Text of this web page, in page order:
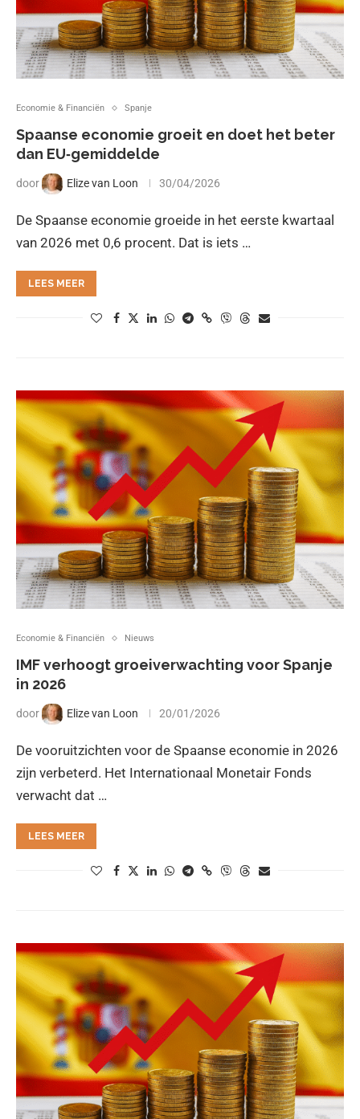
Economie & Financiën Spanje
Spaanse economie groeit en doet het beter
dan EU‑gemiddelde
door Elize van Loon 30/04/2026
De Spaanse economie groeide in het eerste kwartaal
van 2026 met 0,6 procent. Dat is iets …
LEES MEER
Economie & Financiën Nieuws
IMF verhoogt groeiverwachting voor Spanje
in 2026
door Elize van Loon 20/01/2026
De vooruitzichten voor de Spaanse economie in 2026
zijn verbeterd. Het Internationaal Monetair Fonds
verwacht dat …
LEES MEER